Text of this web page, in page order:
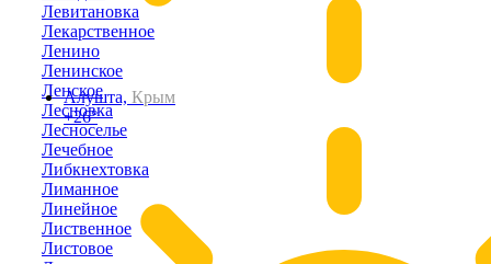
Алушта, Крым
+26°
Левитановка
Лекарственное
Ленино
Ленинское
Ленское
Лесновка
Лесноселье
Лечебное
Либкнехтовка
Лиманное
Линейное
Лиственное
Листовое